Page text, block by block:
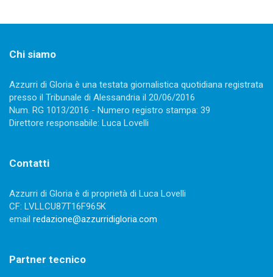
Chi siamo
Azzurri di Gloria è una testata giornalistica quotidiana registrata
presso il Tribunale di Alessandria il 20/06/2016
Num. RG 1013/2016 - Numero registro stampa: 39
Direttore responsabile: Luca Lovelli
Contatti
Azzurri di Gloria è di proprietà di Luca Lovelli
CF: LVLLCU87T16F965K
email redazione@azzurridigloria.com
Partner tecnico